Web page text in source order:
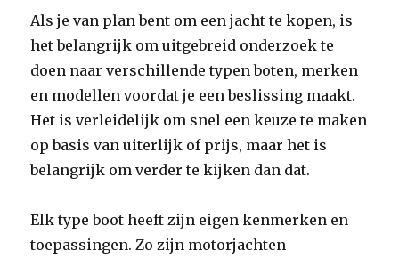
Als je van plan bent om een jacht te kopen, is
het belangrijk om uitgebreid onderzoek te
doen naar verschillende typen boten, merken
en modellen voordat je een beslissing maakt.
Het is verleidelijk om snel een keuze te maken
op basis van uiterlijk of prijs, maar het is
belangrijk om verder te kijken dan dat.
Elk type boot heeft zijn eigen kenmerken en
toepassingen. Zo zijn motorjachten